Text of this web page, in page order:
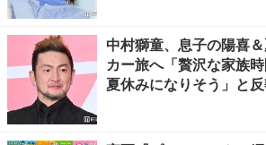
中村獅童、息子の陽喜
カー旅へ「贅沢な家族
夏休みになりそう」と